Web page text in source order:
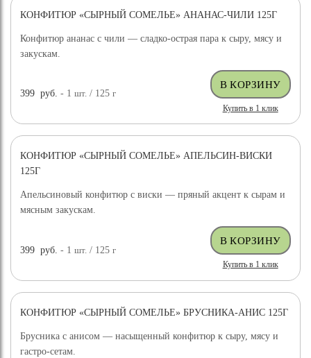
КОНФИТЮР «СЫРНЫЙ СОМЕЛЬЕ» АНАНАС-ЧИЛИ 125Г
Конфитюр ананас с чили — сладко-острая пара к сыру, мясу и
закускам.
399 руб. - 1шт. / 125г
Купить в 1 клик
КОНФИТЮР «СЫРНЫЙ СОМЕЛЬЕ» АПЕЛЬСИН-ВИСКИ
125Г
Апельсиновый конфитюр с виски — пряный акцент к сырам и
мясным закускам.
399 руб. - 1шт. / 125г
Купить в 1 клик
КОНФИТЮР «СЫРНЫЙ СОМЕЛЬЕ» БРУСНИКА-АНИС 125Г
Брусника с анисом — насыщенный конфитюр к сыру, мясу и
гастро-сетам.